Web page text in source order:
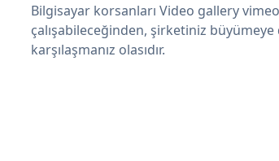
Bilgisayar korsanları Video gallery
çalışabileceğinden, şirketiniz
karşılaşmanız olasıdır.